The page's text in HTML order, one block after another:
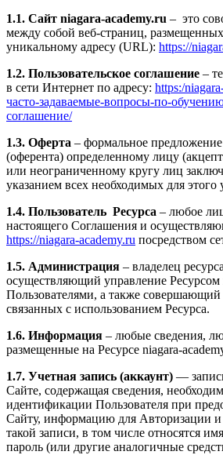
1.1. Сайт niagara-academy.ru – это
между собой веб-страниц,
уникальному адресу (URL): https://
1.2. Пользовательское соглашение –
в сети Интернет по адресу: https:/
часто-задаваемые-вопросы-по-
соглашение/
1.3. Оферта – формальное
(оферента) определенному лицу
или неограниченному кругу лиц
указанием всех необходимых для этого
1.4. Пользователь Ресурса – любое
настоящего Соглашения и
https://niagara-academy.ru посредством
1.5. Администрация – владелец
осуществляющий управление Ресурсом
Пользователями, а также совершающий
связанных с использованием Ресурса.
1.6. Информация – любые сведения,
размещенные на Ресурсе niagara-
1.7. Учетная запись (аккаунт) —
Сайте, содержащая сведения,
идентификации Пользователя при
Сайту, информацию для Авторизации и
такой записи, в том числе относятся
пароль (или другие аналогичные